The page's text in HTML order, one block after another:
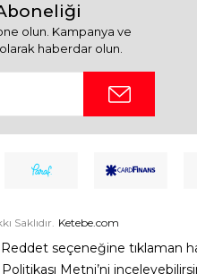
seçeneğine tıklaman
Metni’ni
olun. Kampanya ve
haberdar olun.
Saklıdır. Ketebe.com